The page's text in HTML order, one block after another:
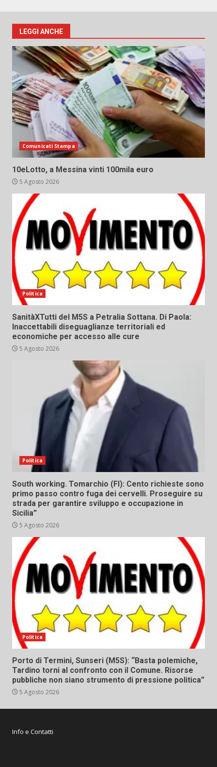
LEGGI ANCHE
Comunicati Stampa
10eLotto, a Messina vinti 100mila euro
5 Agosto 2026
Politica
SanitàXTutti del M5S a Petralia Sottana. Di Paola:
Inaccettabili diseguaglianze territoriali ed
economiche per accesso alle cure
5 Agosto 2026
Politica
South working. Tomarchio (FI): Cento richieste sono
primo passo contro fuga dei cervelli. Proseguire su
strada per garantire sviluppo e occupazione in
Sicilia”
5 Agosto 2026
Politica
Porto di Termini, Sunseri (M5S): “Basta polemiche,
Tardino torni al confronto con il Comune. Risorse
pubbliche non siano strumento di pressione politica”
5 Agosto 2026
Info e Contatti